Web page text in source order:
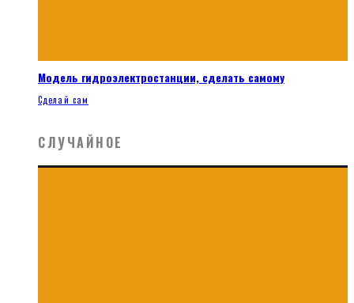
Модель гидроэлектростанции, сделать самому
Сделай сам
СЛУЧАЙНОЕ